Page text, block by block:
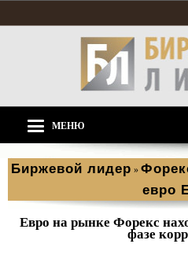
МЕНЮ
Биржевой лидер »
евро
Евро на рынке Форекс
фазе